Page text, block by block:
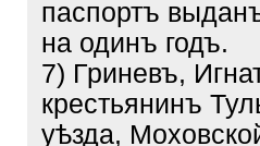
паспортъ
на одинъ годъ.
7) Гриневъ,
крестьянинъ
уѣзда,